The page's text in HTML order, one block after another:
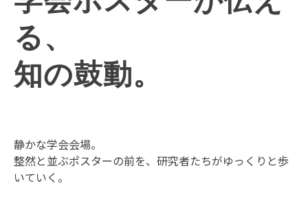
無料見積ガイド
会社概要
る、
知の鼓動。
静かな学会会場。
整然と並ぶポスターの前を、研究者たちがゆっくりと歩
いていく。